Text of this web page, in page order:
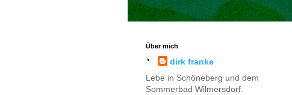
Über mich
dirk franke
Lebe in Schöneberg und dem
Sommerbad Wilmersdorf.